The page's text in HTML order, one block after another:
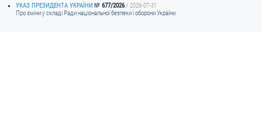
ДЕРЖАВНИЙ РЕЄСТР САНКЦІЙ
УКАЗ ПРЕЗИДЕНТА УКРАЇНИ
677/2026
2026-07-31
Про зміни у складі Ради національної безпеки і оборони України